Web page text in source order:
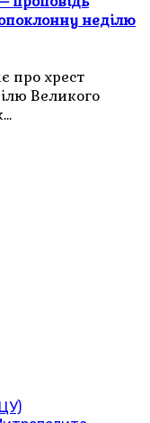
неділю
про хрест
Великого